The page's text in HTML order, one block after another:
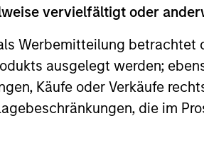
vervielfältigt oder
Werbemitteilung betrachtet
ausgelegt werden;
Käufe oder Verkäufe
die im